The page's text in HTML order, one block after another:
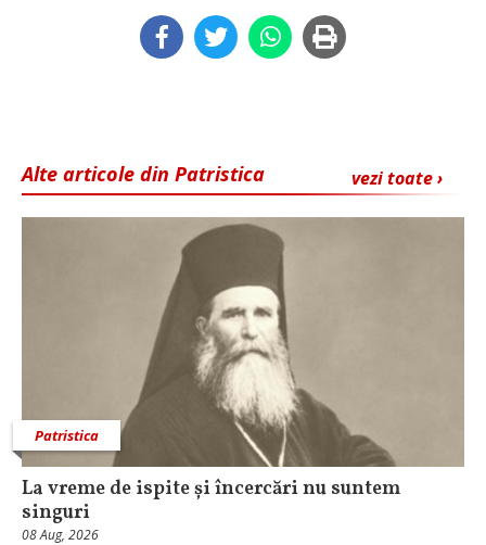
vezi toate ›
Alte articole din Patristica
Patristica
La vreme de ispite și încercări nu suntem
singuri
08 Aug, 2026